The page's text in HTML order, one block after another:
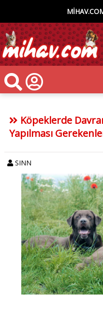
Köpeklerde
Yapılması
SINN